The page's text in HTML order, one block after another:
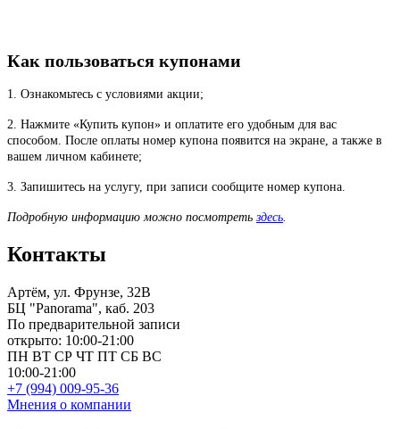
Как пользоваться купонами
1. Ознакомьтесь с условиями акции;
2. Нажмите «Купить купон» и оплатите его удобным для вас
способом. После оплаты номер купона появится на экране, а также в
вашем личном кабинете;
3. Запишитесь на услугу, при записи сообщите номер купона.
Подробную информацию можно посмотреть здесь.
Контакты
Артём, ул. Фрунзе, 32В
БЦ "Panorama", каб. 203
По предварительной записи
открыто: 10:00-21:00
ПН ВТ СР ЧТ ПТ СБ ВС
10:00-21:00
+7 (994) 009-95-36
Мнения о компании